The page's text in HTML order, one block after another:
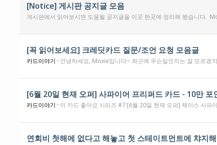
[Notice] 게시판 공지글 모음
[꼭 읽어보세요] 크레딧카드 질문/조언 요청 모음글
카드이야기 · 안녕하세요, Moxie입니다~ 최근에 무슨일인지는 잘 모르겠지만, 새로 가입하시는 많은분들께서 게시판에 나오시고 계십니다. 블로그를 하는 사람의 입장으로서 기분이 좋지 않을수가 없는데요. 그동안에 싸이트 내에 글들을 읽어만 오시다가 질문이 있으셔서 가입하시는 분들도 꽤 계세요. 그분들의 질문중에 가장 많은내용을 차지하는것은 크레딧카드 신청에 관한 질문과 조연요청입니다. 많은 질
카드이야기 · 이 카드 좋아요 시리즈 #7 [6월 20일 현재 오퍼] 체이스 사파이어 프리퍼드 카드 [HOT] - 3개월 $5,000 사용에 100,000 포인트 신청링크 체이스 사파이어 리저브 카드 - 3개월 $6,000 사용에 150,000 포인트 신청링크
연회비 첫해에 없다고 해놓고 첫 스테이트먼트에 챠지